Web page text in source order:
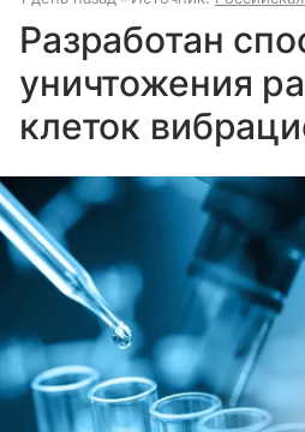
Разработан
уничтожения
клеток